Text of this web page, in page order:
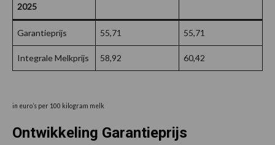
2025
Garantieprijs 55,71 55,71
Integrale Melkprijs 58,92 60,42
in euro’s per 100 kilogram melk
Ontwikkeling Garantieprijs